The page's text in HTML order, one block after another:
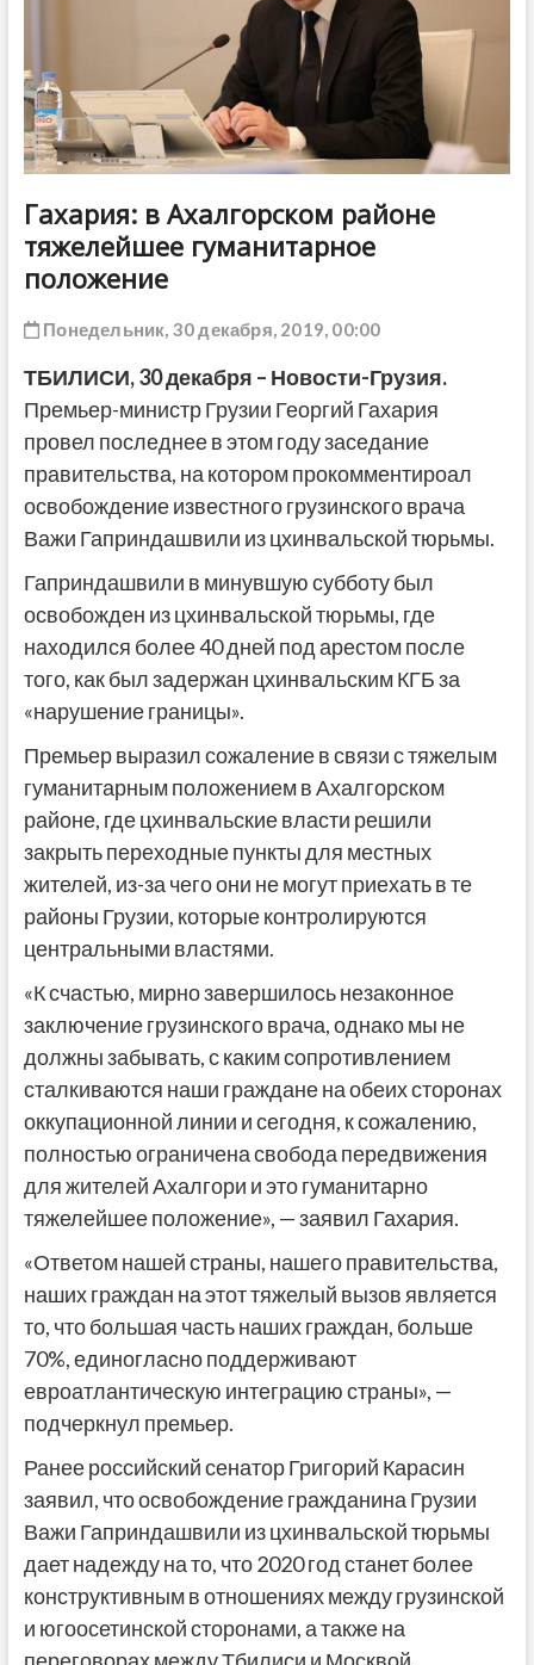
Гахария: в Ахалгорском районе
тяжелейшее гуманитарное
положение
Понедельник, 30 декабря, 2019, 00:00
ТБИЛИСИ, 30 декабря – Новости-Грузия.
Премьер-министр Грузии Георгий Гахария
провел последнее в этом году заседание
правительства, на котором прокомментироал
освобождение известного грузинского врача
Важи Гаприндашвили из цхинвальской тюрьмы.
Гаприндашвили в минувшую субботу был
освобожден из цхинвальской тюрьмы, где
находился более 40 дней под арестом после
того, как был задержан цхинвальским КГБ за
«нарушение границы».
Премьер выразил сожаление в связи с тяжелым
гуманитарным положением в Ахалгорском
районе, где цхинвальские власти решили
закрыть переходные пункты для местных
жителей, из-за чего они не могут приехать в те
районы Грузии, которые контролируются
центральными властями.
«К счастью, мирно завершилось незаконное
заключение грузинского врача, однако мы не
должны забывать, с каким сопротивлением
сталкиваются наши граждане на обеих сторонах
оккупационной линии и сегодня, к сожалению,
полностью ограничена свобода передвижения
для жителей Ахалгори и это гуманитарно
тяжелейшее положение», — заявил Гахария.
«Ответом нашей страны, нашего правительства,
наших граждан на этот тяжелый вызов является
то, что большая часть наших граждан, больше
70%, единогласно поддерживают
евроатлантическую интеграцию страны», —
подчеркнул премьер.
Ранее российский сенатор Григорий Карасин
заявил, что освобождение гражданина Грузии
Важи Гаприндашвили из цхинвальской тюрьмы
дает надежду на то, что 2020 год станет более
конструктивным в отношениях между грузинской
и югоосетинской сторонами, а также на